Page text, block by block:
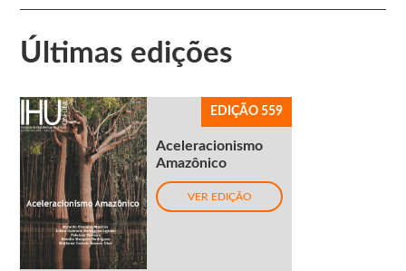
Últimas edições
EDIÇÃO 559
Aceleracionismo
Amazônico
VER EDIÇÃO